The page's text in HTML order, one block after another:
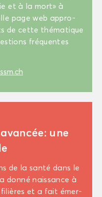
et à la mort» à
page web ap­pro­
de cette thé­ma­tique
fré­quentes
une
de la santé dans le
donné nais­sance à
fi­lières et a fait émer­